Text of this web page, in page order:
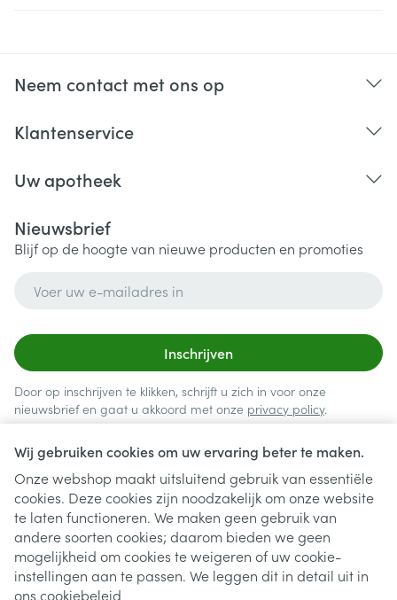
Wij gebruiken cookies om uw ervaring beter te maken.
Onze webshop maakt uitsluitend gebruik van essentiële
cookies. Deze cookies zijn noodzakelijk om onze website
te laten functioneren. We maken geen gebruik van
andere soorten cookies; daarom bieden we geen
mogelijkheid om cookies te weigeren of uw cookie-
instellingen aan te passen. We leggen dit in detail uit in
ons cookiebeleid
Neem contact met ons op
Klantenservice
Uw apotheek
Nieuwsbrief
Blijf op de hoogte van nieuwe producten en promoties
Inschrijven
Door op inschrijven te klikken, schrijft u zich in voor onze
nieuwsbrief en gaat u akkoord met onze privacy policy.
Juridische links